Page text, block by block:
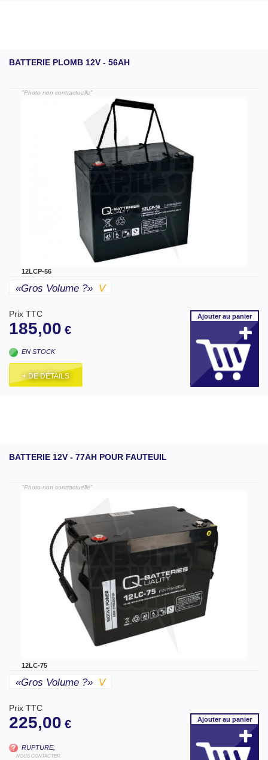
BATTERIE PLOMB 12V - 56AH
"Photo non contractuelle"
12LCP-56
«gros Volume ?» V
Prix TTC
185,00 €
EN STOCK
+ DE DÉTAILS
Ajouterau panier
BATTERIE 12V - 77AH POUR FAUTEUIL
"Photo non contractuelle"
12LC-75
«gros Volume ?» V
Prix TTC
225,00 €
RUPTURE,
NOUS CONTACTER
Ajouterau panier